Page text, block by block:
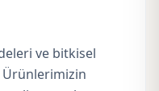
ve bitkisel
Ürünlerimizin